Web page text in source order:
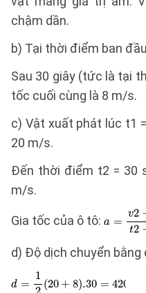
chậm dần.
b) Tại thời điểm ban
Sau 30 giây (tức là tại
tốc cuối cùng là 8 m/s.
c) Vật xuất phát lúc t1
20 m/s.
Đến thời điểm t2 = 30
m/s.
Gia tốc của ô tô:
d) Độ dịch chuyển bằng